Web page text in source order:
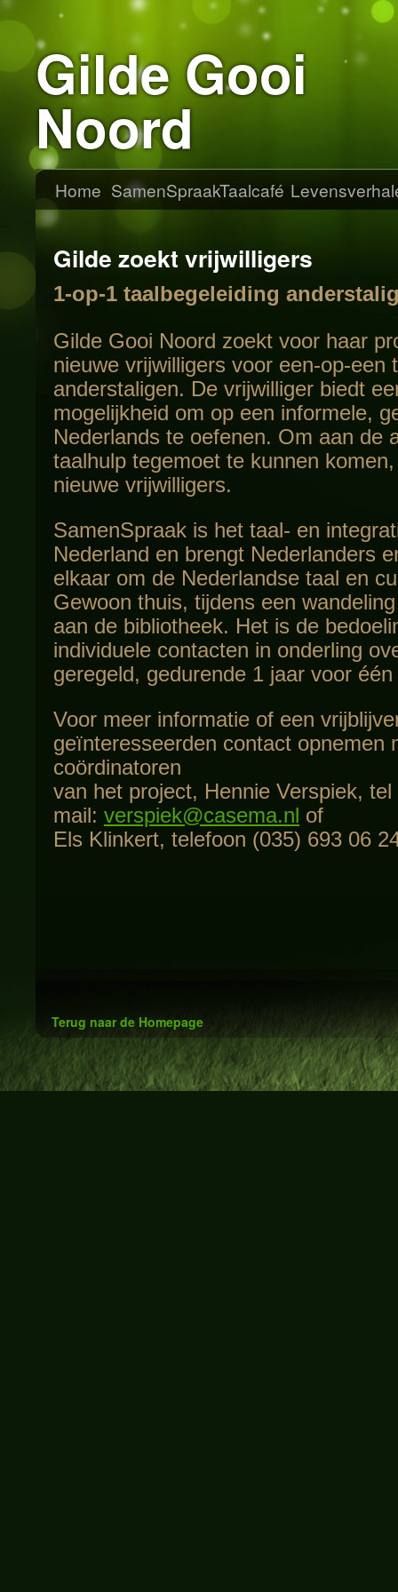
Gilde Gooi
Noord
Home SamenSpraakTaalcafé
Gilde zoekt vrijwilligers
1-op-1 taalbegeleiding
Gilde Gooi Noord zoekt voor haar
nieuwe vrijwilligers voor een-op-een
anderstaligen. De vrijwilliger biedt
mogelijkheid om op een informele,
Nederlands te oefenen. Om aan de
taalhulp tegemoet te kunnen
nieuwe vrijwilligers.
SamenSpraak is het taal- en
Nederland en brengt Nederlanders
elkaar om de Nederlandse taal en
Gewoon thuis, tijdens een
aan de bibliotheek. Het is de
individuele contacten in onderling
geregeld, gedurende 1 jaar voor
Voor meer informatie of een
geïnteresseerden contact opnemen
coördinatoren
van het project, Hennie Verspiek,
mail: verspiek@casema.nl of
Els Klinkert, telefoon (035) 693 06
Terug naar de Homepage